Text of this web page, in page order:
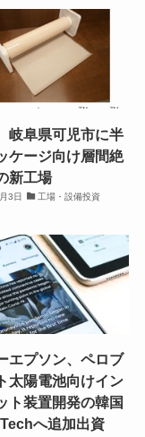
岐阜県可児市に半
ケージ向け層間絶
新工場
3日 工場・設備投資
エプソン、ペロブ
太陽電池向けイン
ト装置開発の韓国
へ追加出資